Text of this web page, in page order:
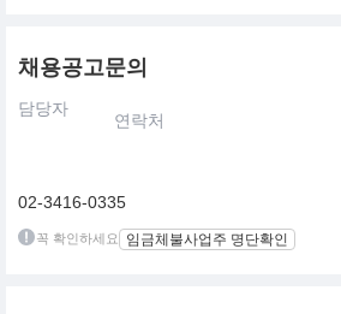
채용공고문의
담당자
연락처
02-3416-0335
꼭 확인하세요 임금체불사업주 명단확인